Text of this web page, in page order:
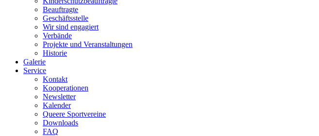
Beauftragte
Geschäftsstelle
Wir sind engagiert
Verbände
Projekte und Veranstaltungen
Historie
Galerie
Service
Kontakt
Kooperationen
Newsletter
Kalender
Queere Sportvereine
Downloads
FAQ